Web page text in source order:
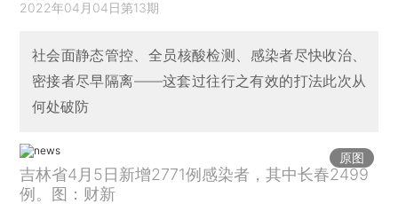
2022年04月04日第13期
社会面静态管控、全员核酸检测、感染者尽快收治、
密接者尽早隔离——这套过往行之有效的打法此次从
何处破防
原图
吉林省4月5日新增2771例感染者，其中长春2499
例。图：财新